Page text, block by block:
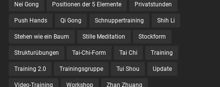
Nei Gong Positionen der 5 Elemente Privatstunden
Push Hands Qi Gong Schnuppertraining Shih Li
Stehen wie ein Baum Stille Meditation Stockform
Strukturübungen Tai-Chi-Form Tai Chi Training
Training 2.0 Trainingsgruppe Tui Shou Update
Video-Training Workshop Zhan Zhuang